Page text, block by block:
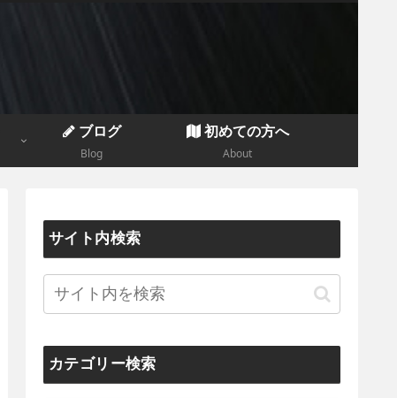
ブログ
Blog
初めての方へ
About
サイト内検索
カテゴリー検索